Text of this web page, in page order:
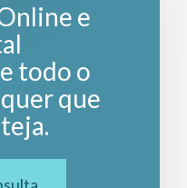
e
todo o
que